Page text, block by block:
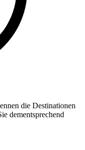
die Destinationen
dementsprechend